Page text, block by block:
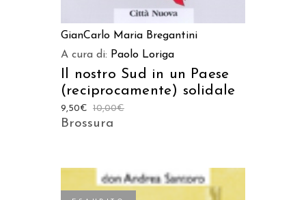
GianCarlo Maria Bregantini
A cura di: Paolo Loriga
Il nostro Sud in un Paese
(reciprocamente) solidale
10,00€
9,50€
Brossura